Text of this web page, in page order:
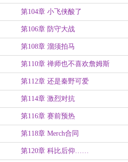
第104章 小飞侠酸了
第106章 防守大战
第108章 溜须拍马
第110章 禅师也不喜欢詹姆斯
第112章 还是秦野可爱
第114章 激烈对抗
第116章 赛前预热
第118章 Merch合同
第120章 科比后仰……